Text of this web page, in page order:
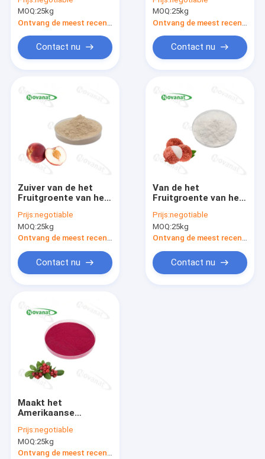
Aroma van de
Fruitgroente/In water
oplosbaar/Etiket
schoon
MOQ:25kg
Contact nu
Poeder Zuivere
Aroma van de
Fruitgroente/In water
oplosbaar/Etiket
schoon
MOQ:25kg
Contact nu
Zuiver van de het
Fruitgroente van het
Poeder Zuiver Aroma
zonder Bijkomende
Bewaarmiddelen
Prijs:negotiable
MOQ:25kg
Contact nu
Van de het
Fruitgroente van het
het het Poeder
Zuivere Aroma/In
water
schoon
Prijs:negotiable
MOQ:25kg
Contact nu
Maakt het
Amerikaanse
Geconcentreerde
Poeder van de
Fruitgroente/het
Prijs:negotiable
MOQ:25kg
Ontvang de meest recente Prijs